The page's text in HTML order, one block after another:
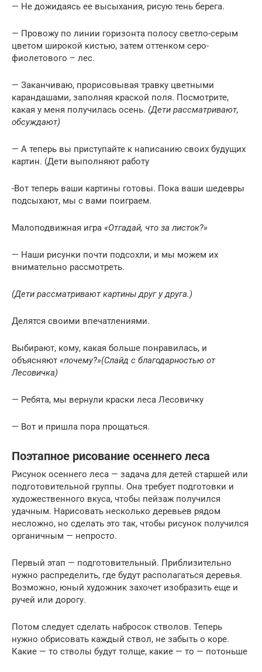
— Не дожидаясь ее высыхания, рисую тень берега.
— Провожу по линии горизонта полосу светло-серым
цветом широкой кистью, затем оттенком серо-
фиолетового – лес.
— Заканчиваю, прорисовывая травку цветными
карандашами, заполняя краской поля. Посмотрите,
какая у меня получилась осень. (Дети рассматривают,
обсуждают)
— А теперь вы приступайте к написанию своих будущих
картин. (Дети выполняют работу
-Вот теперь ваши картины готовы. Пока ваши шедевры
подсыхают, мы с вами поиграем.
Малоподвижная игра «Отгадай, что за листок?»
— Наши рисунки почти подсохли, и мы можем их
внимательно рассмотреть.
(Дети рассматривают картины друг у друга.)
Делятся своими впечатлениями.
Выбирают, кому, какая больше понравилась, и
объясняют «почему?»(Слайд с благодарностью от
Лесовичка)
— Ребята, мы вернули краски леса Лесовичку
— Вот и пришла пора прощаться.
Поэтапное рисование осеннего леса
Рисунок осеннего леса — задача для детей старшей или
подготовительной группы. Она требует подготовки и
художественного вкуса, чтобы пейзаж получился
удачным. Нарисовать несколько деревьев рядом
несложно, но сделать это так, чтобы рисунок получился
органичным — непросто.
Первый этап — подготовительный. Приблизительно
нужно распределить, где будут располагаться деревья.
Возможно, юный художник захочет изобразить еще и
ручей или дорогу.
Потом следует сделать набросок стволов. Теперь
нужно обрисовать каждый ствол, не забыть о коре.
Какие — то стволы будут толще, какие — то — потоньше